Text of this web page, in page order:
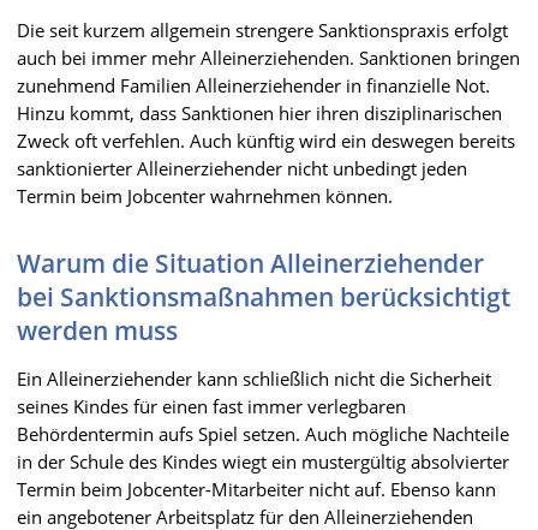
Die seit kurzem allgemein strengere Sanktionspraxis erfolgt
auch bei immer mehr Alleinerziehenden. Sanktionen bringen
zunehmend Familien Alleinerziehender in finanzielle Not.
Hinzu kommt, dass Sanktionen hier ihren disziplinarischen
Zweck oft verfehlen. Auch künftig wird ein deswegen bereits
sanktionierter Alleinerziehender nicht unbedingt jeden
Termin beim Jobcenter wahrnehmen können.
Warum die Situation Alleinerziehender
bei Sanktionsmaßnahmen berücksichtigt
werden muss
Ein Alleinerziehender kann schließlich nicht die Sicherheit
seines Kindes für einen fast immer verlegbaren
Behördentermin aufs Spiel setzen. Auch mögliche Nachteile
in der Schule des Kindes wiegt ein mustergültig absolvierter
Termin beim Jobcenter-Mitarbeiter nicht auf. Ebenso kann
ein angebotener Arbeitsplatz für den Alleinerziehenden